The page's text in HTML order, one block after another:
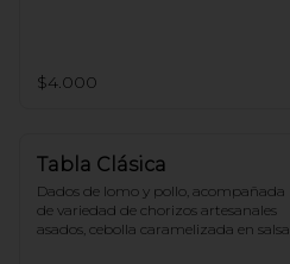
$4.000
Tabla Clásica
Dados de lomo y pollo, acompañada
de variedad de chorizos artesanales
asados, cebolla caramelizada en salsa